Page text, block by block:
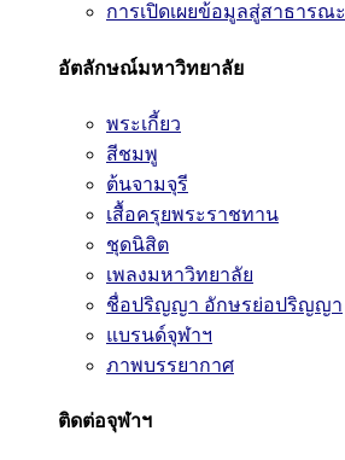
การเปิดเผยข้อมูลสู่สาธารณะ
อัตลักษณ์มหาวิทยาลัย
พระเกี้ยว
สีชมพู
ต้นจามจุรี
เสื้อครุยพระราชทาน
ชุดนิสิต
เพลงมหาวิทยาลัย
ชื่อปริญญา อักษรย่อปริญญา
แบรนด์จุฬาฯ
ภาพบรรยากาศ
ติดต่อจุฬาฯ